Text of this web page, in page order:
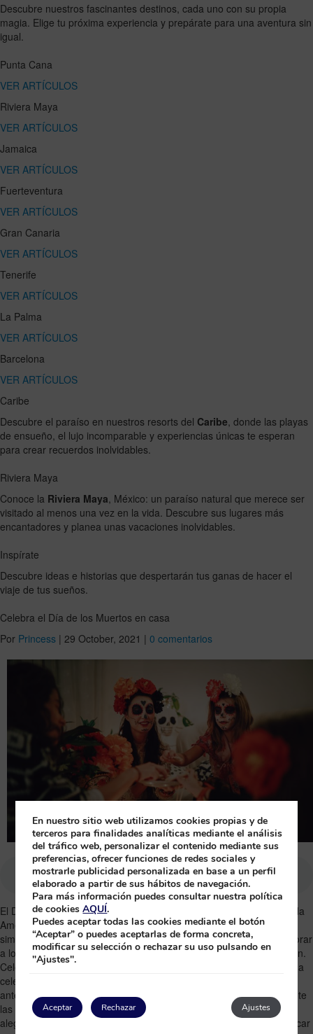
Descubre nuestros fascinantes destinos, cada uno con su propia
magia. Elige tu próxima experiencia y prepárate para una aventura sin
igual.
Punta Cana
VER ARTÍCULOS
Riviera Maya
VER ARTÍCULOS
Jamaica
VER ARTÍCULOS
Fuerteventura
VER ARTÍCULOS
Gran Canaria
VER ARTÍCULOS
Tenerife
VER ARTÍCULOS
La Palma
VER ARTÍCULOS
Barcelona
VER ARTÍCULOS
Caribe
Descubre el paraíso en nuestros resorts del Caribe , donde las playas
de ensueño, el lujo incomparable y experiencias únicas te esperan
para crear recuerdos inolvidables.
Riviera Maya
Conoce la Riviera Maya , México: un paraíso natural que merece ser
visitado al menos una vez en la vida. Descubre sus lugares más
encantadores y planea unas vacaciones inolvidables.
Inspírate
Descubre ideas e historias que despertarán tus ganas de hacer el
viaje de tus sueños.
Celebra el Día de los Muertos en casa
Por Princess | 29 October, 2021 | 0 comentarios
El Día de los Muertos es una fiesta mexicana que se celebra en toda
América Latina y, cada vez más, en Estados Unidos. Aunque es
similar aHalloween , el Día de los Muertos es un día para conmemorar
a los muertos y, como tal, no es una versión mexicana de Halloween.
Celebrado los días 1 y 2 de noviembre, el Día de los Muertos es una
celebración de dos días en la que se rinde homenaje a los
antepasados y se promueve la alegría por la vida. De hecho, durante
las fiestas, los participantes se esfuerzan por cambiar el luto por la
alegría. El rico significado cultural del evento, sus calaveras de azúcar
En nuestro sitio web utilizamos cookies propias y de
terceros para finalidades analíticas mediante el análisis
del tráfico web, personalizar el contenido mediante sus
preferencias, ofrecer funciones de redes sociales y
mostrarle publicidad personalizada en base a un perfil
elaborado a partir de sus hábitos de navegación.
Para más información puedes consultar nuestra política
de cookiesAQUÍ.
Puedes aceptar todas las cookies mediante el botón
“Aceptar” o puedes aceptarlas de forma concreta,
modificar su selección o rechazar su uso pulsando en
"Ajustes".
Aceptar Ajustes
Rechazar